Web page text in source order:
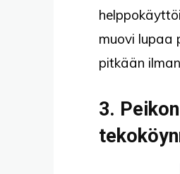
muovi lupaa
pitkään
3.